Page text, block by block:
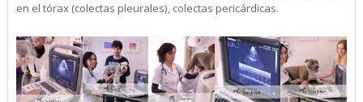
en el tórax (colectas pleurales), colectas pericárdicas.